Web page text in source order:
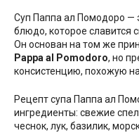
Суп Паппа ал Помодоро —
блюдо, которое славится
Он основан на том же
Pappa al Pomodoro, но
консистенцию, похожую
Рецепт супа Паппа ал
ингредиенты: свежие
чеснок, лук, базилик,